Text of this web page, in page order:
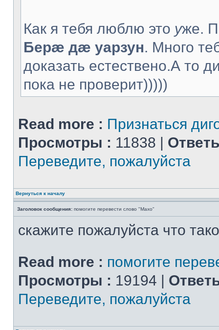
Как я тебя люблю это уже.
Берæ дæ уарзун. Много
доказать естествено.А то
пока не проверит)))))
Read more : Признаться
Просмотры : 11838 |
Переведите, пожалуйста
Вернуться к началу
Заголовок сообщения: помогите перевести слово "Махо"
скажите пожалуйста что
Read more : помогите
Просмотры : 19194 |
Переведите, пожалуйста